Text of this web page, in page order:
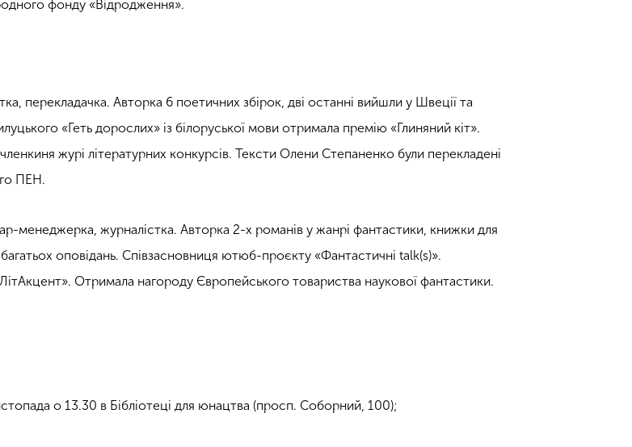
фонду «Відродження».
перекладачка. Авторка 6 поетичних збірок, дві останні вийшли у Швеції та
«Геть дорослих» із білоруської мови отримала премію «Глиняний кіт».
журі літературних конкурсів. Тексти Олени Степаненко були перекладені
ПЕН.
менеджерка, журналістка. Авторка 2-х романів у жанрі фантастики, книжки для
оповідань. Співзасновниця ютюб-проєкту «Фантастичні talk(s)».
ЛітАкцент». Отримала нагороду Європейського товариства наукової фантастики.
о 13.30 в Бібліотеці для юнацтва (просп. Соборний, 100);